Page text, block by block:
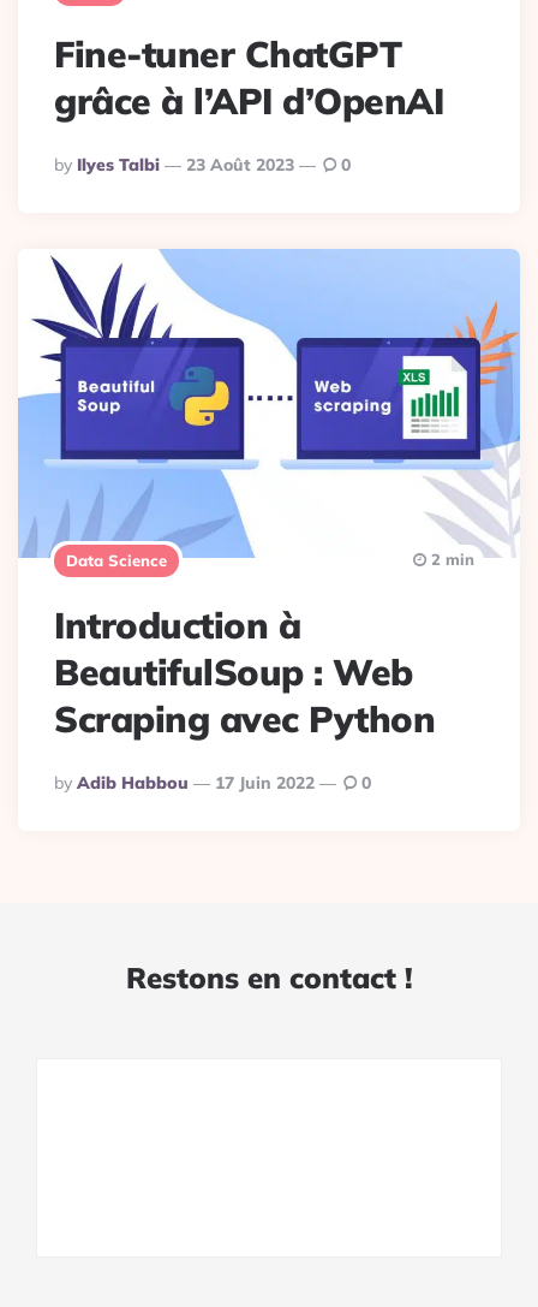
Fine-tuner ChatGPT
grâce à l’API d’OpenAI
Posted
By
By Ilyes Talbi 23 Août 2023 0
Data Science
Introduction à
BeautifulSoup : Web
Scraping avec Python
Posted
By
By Adib Habbou 17 Juin 2022
2 min
0
Restons en contact !